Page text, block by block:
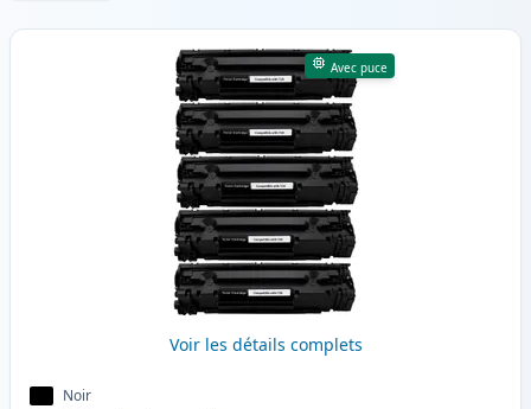
Produits
Avec puce
Voir les détails complets
Noir